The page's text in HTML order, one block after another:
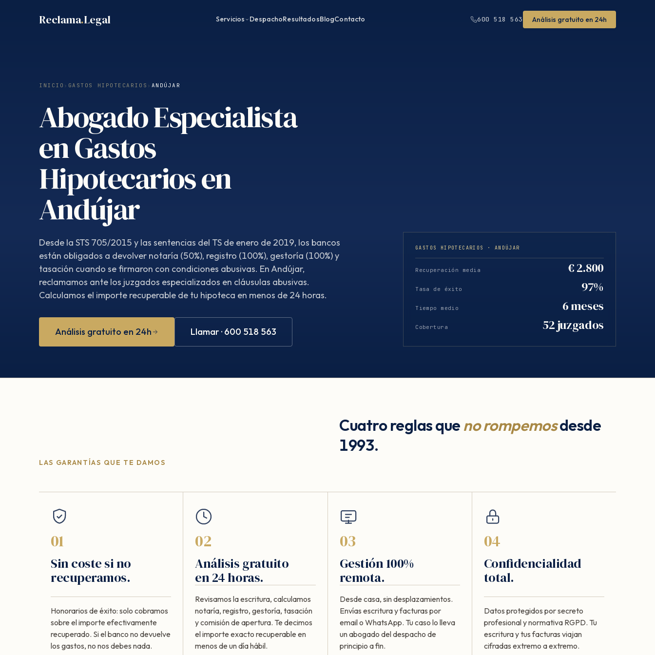
Reclama.Legal Servicios DespachoResultadosBlogContacto 600 518 563 Análisis gratuito en 24h
INICIO › GASTOS HIPOTECARIOS › ANDÚJAR
Abogado Especialista
en Gastos
Hipotecarios en
Andújar
Desde la STS 705/2015 y las sentencias del TS de enero de 2019, los bancos
están obligados a devolver notaría (50%), registro (100%), gestoría (100%) y
tasación cuando se firmaron con condiciones abusivas. En Andújar,
reclamamos ante los juzgados especializados en cláusulas abusivas.
Calculamos el importe recuperable de tu hipoteca en menos de 24 horas.
Análisis gratuito en 24h Llamar · 600 518 563
GASTOS HIPOTECARIOS · ANDÚJAR
Recuperación media € 2.800
Tasa de éxito 97%
Tiempo medio 6 meses
Cobertura 52 juzgados
LAS GARANTÍAS QUE TE DAMOS
Cuatro reglas que no rompemosdesde
1993.
01
Sin coste si no
recuperamos.
Honorarios de éxito: solo cobramos
sobre el importe efectivamente
recuperado. Si el banco no devuelve
los gastos, no nos debes nada.
02
Análisis gratuito
en 24 horas.
Revisamos la escritura, calculamos
notaría, registro, gestoría, tasación
y comisión de apertura. Te decimos
el importe exacto recuperable en
menos de un día hábil.
03
Gestión 100%
remota.
Desde casa, sin desplazamientos.
Envías escritura y facturas por
email o WhatsApp. Tu caso lo lleva
un abogado del despacho de
principio a fin.
04
Confidencialidad
total.
Datos protegidos por secreto
profesional y normativa RGPD. Tu
escritura y tus facturas viajan
cifradas extremo a extremo.